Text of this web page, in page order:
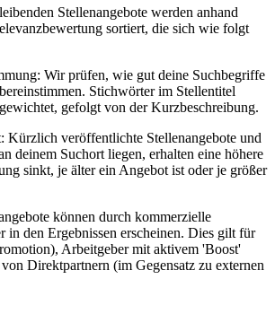
Stellenangebote werden anhand
sortiert, die sich wie folgt
Wir prüfen, wie gut deine Suchbegriffe
Stichwörter im Stellentitel
gefolgt von der Kurzbeschreibung.
Kürzlich veröffentlichte Stellenangebote und
deinem Suchort liegen, erhalten eine höhere
sinkt, je älter ein Angebot ist oder je größer
können durch kommerzielle
in den Ergebnissen erscheinen. Dies gilt für
Arbeitgeber mit aktivem 'Boost'
Direktpartnern (im Gegensatz zu externen